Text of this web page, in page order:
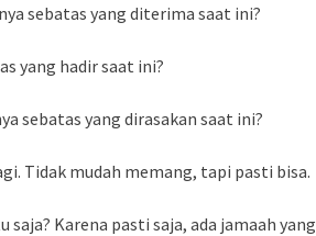
sebatas yang diterima saat ini?
yang hadir saat ini?
sebatas yang dirasakan saat ini?
Tidak mudah memang, tapi pasti bisa.
Karena pasti saja, ada jamaah yang